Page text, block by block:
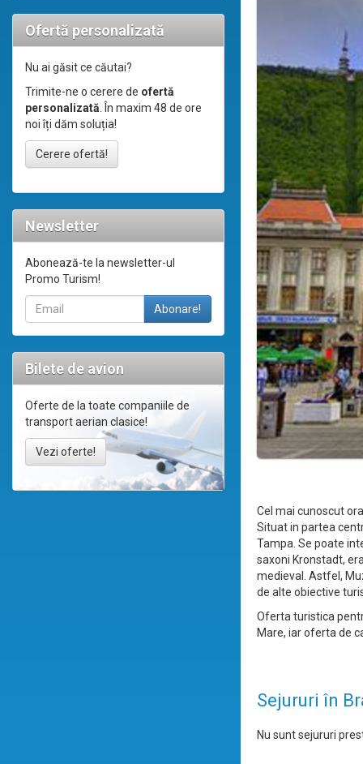
Ofertă personalizată
Nu ai găsit ce căutai?
Trimite-ne o cerere de ofertă
personalizată. În maxim 48 de ore
noi îți dăm soluția!
Cerere ofertă!
Newsletter
Abonează-te la newsletter-ul
Promo Turism!
Bilete de avion
Oferte de la toate companiile de
transport aerian clasice!
Vezi oferte!
Cel mai cunoscut
Situat in partea
Tampa. Se poate
saxoni Kronstadt,
medieval. Astfel,
de alte obiective
Oferta turistica
Mare, iar oferta de
Sejururi în
Nu sunt sejururi